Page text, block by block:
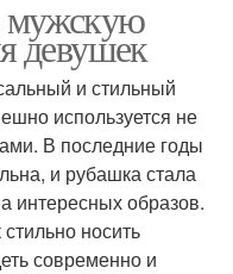
мужскую
девушек
и стильный
используется не
В последние годы
и рубашка стала
интересных образов.
носить
современно и